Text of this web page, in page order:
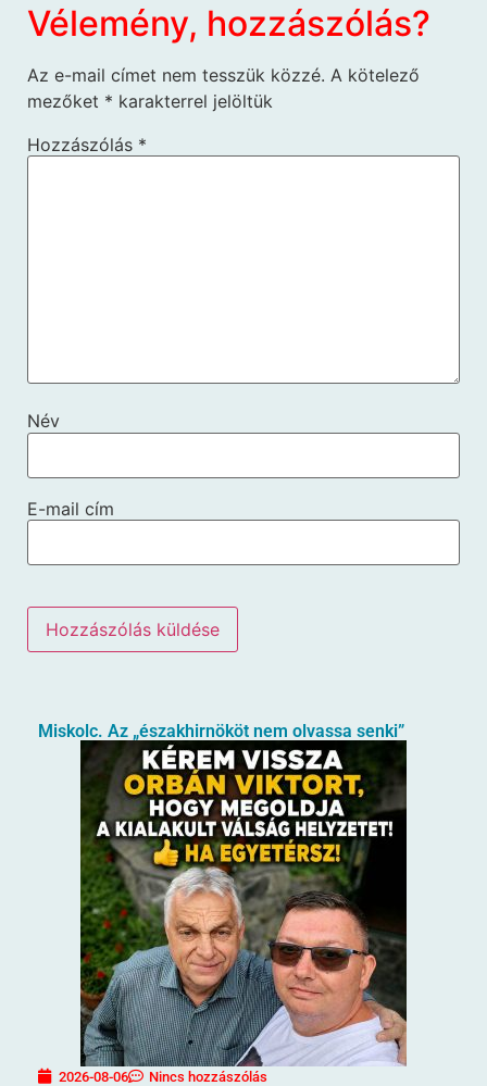
Vélemény, hozzászólás?
Az e-mail címet nem tesszük közzé. A kötelező
mezőket * karakterrel jelöltük
Hozzászólás *
Név
E-mail cím
Miskolc. Az „északhirnököt nem olvassa senki”
2026-08-06 Nincs hozzászólás